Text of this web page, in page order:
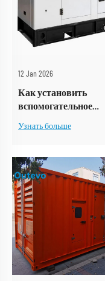
12 Jan 2026
Как установить
вспомогательное
контейнерной
Узнать больше